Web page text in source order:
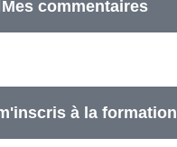
Mes commentaires
à la formation